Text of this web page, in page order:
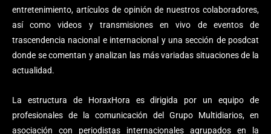
entretenimiento, artículos de opinión de nuestros colaboradores,
así como videos y transmisiones en vivo de eventos de
trascendencia nacional e internacional y una sección de posdcat
donde se comentan y analizan las más variadas situaciones de la
actualidad.
La estructura de HoraxHora es dirigida por un equipo de
profesionales de la comunicación del Grupo Multidiarios, en
asociación con periodistas internacionales agrupados en la